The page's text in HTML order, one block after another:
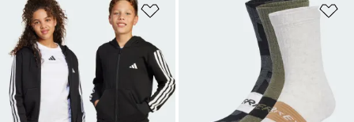
Dodaj do listy życzeń